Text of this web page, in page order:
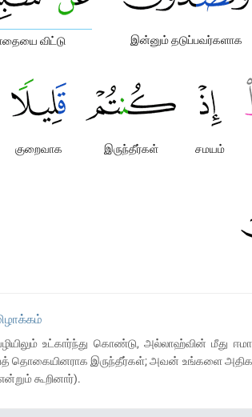
இன்னும் தடுப்பவர்களாக
விட்டு
சமயம்
இருந்தீர்கள்
குறைவாக
உட்கார்ந்து கொண்டு, அல்லாஹ்வின்
இருந்தீர்கள்; அவன் உங்களை அதிக
கூறினார்).